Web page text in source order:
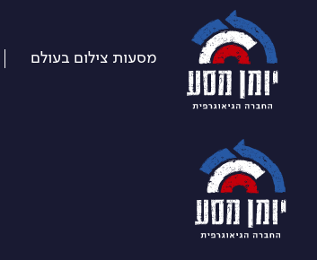
התפריט
מסעות צילום בעולם